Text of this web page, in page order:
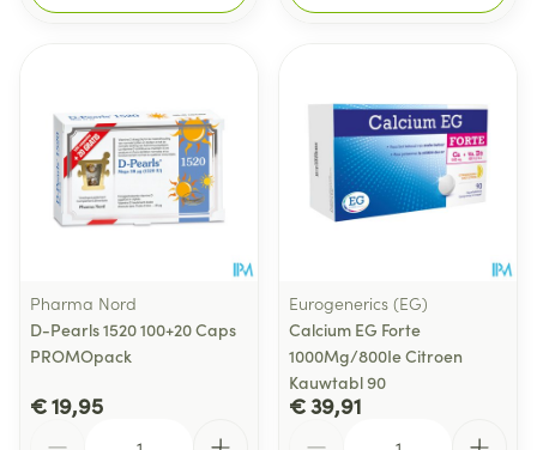
Pharma Nord
D-Pearls 1520 100+20 Caps
PROMOpack
€ 19,95
Eurogenerics (EG)
Calcium EG Forte
1000Mg/800Ie Citroen
Kauwtabl 90
€ 39,91